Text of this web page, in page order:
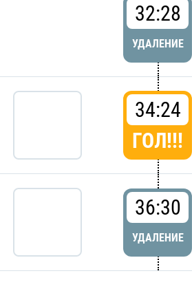
32:28
УДАЛЕНИЕ
34:24
ГОЛ!!!
36:30
УДАЛЕНИЕ